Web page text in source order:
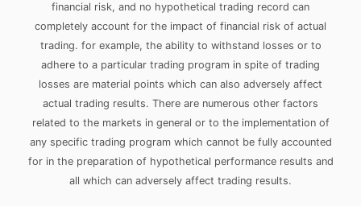
financial risk, and no hypothetical trading record can
completely account for the impact of financial risk of actual
trading. for example, the ability to withstand losses or to
adhere to a particular trading program in spite of trading
losses are material points which can also adversely affect
actual trading results. There are numerous other factors
related to the markets in general or to the implementation of
any specific trading program which cannot be fully accounted
for in the preparation of hypothetical performance results and
all which can adversely affect trading results.